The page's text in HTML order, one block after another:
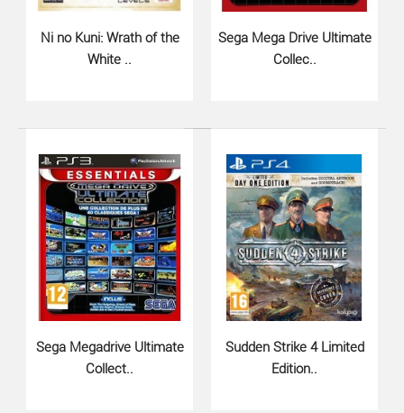
EyePet и друзья (PS3 русская ве..
899 грн.
Забавный виртуальный зверек вновь возвращается, но
на этот раз веселья будет еще больше! Посколько..
Ni no Kuni: Wrath of the
White ..
Sega Mega Drive Ultimate
Collec..
Sega Megadrive Ultimate
Collect..
Sudden Strike 4 Limited
Edition..